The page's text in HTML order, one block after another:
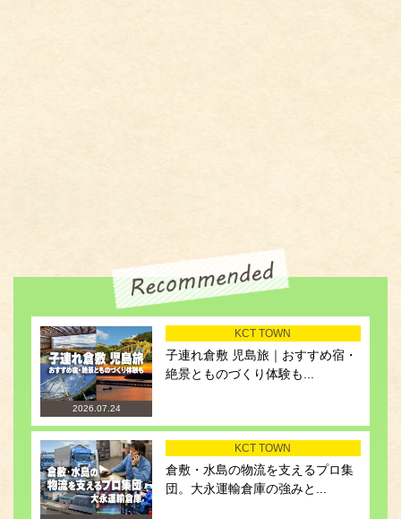
2026.07.24
KCT TOWN
子連れ倉敷 児島旅｜おすすめ宿・
絶景とものづくり体験も...
KCT TOWN
倉敷・水島の物流を支えるプロ集
団。大永運輸倉庫の強みと...